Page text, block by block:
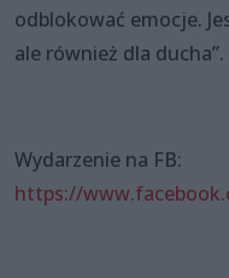
odblokować emocje.
ale również dla ducha”.
Wydarzenie na FB:
https://